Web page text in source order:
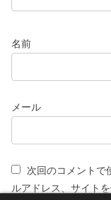
名前
メール
次回のコメントで
ルアドレス、サイトを